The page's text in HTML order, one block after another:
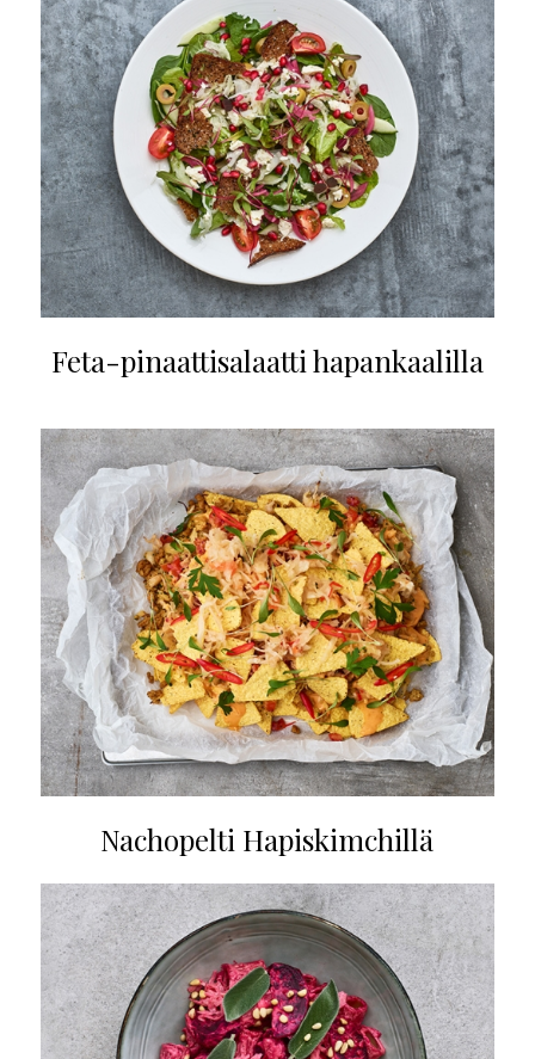
Feta-pinaattisalaatti hapankaalilla
Nachopelti Hapiskimchillä